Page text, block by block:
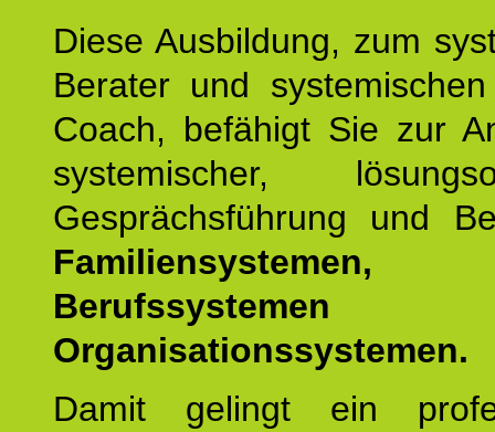
Diese Ausbildung, zum
Berater und
Coach, befähigt Sie zur
systemischer,
Gesprächsführung und
Familiensystemen,
Organisationssystemen.
Damit gelingt ein